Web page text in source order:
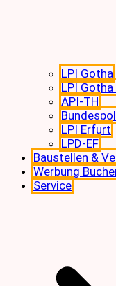
LPI Gotha
LPI
API-TH
LPI Erfurt
LPD-EF
Baustellen &
Werbung
Service